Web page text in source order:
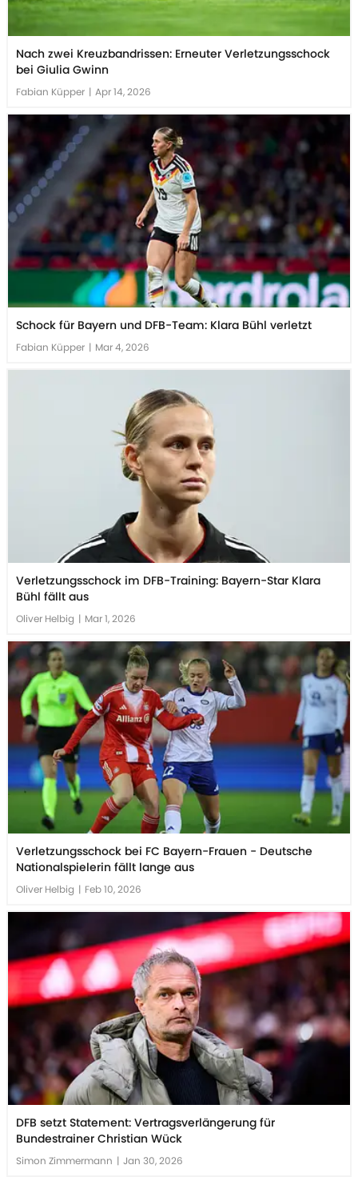
Nach zwei Kreuzbandrissen: Erneuter Verletzungsschock
bei Giulia Gwinn
Fabian Küpper | Apr 14, 2026
Schock für Bayern und DFB-Team: Klara Bühl verletzt
Fabian Küpper | Mar 4, 2026
Verletzungsschock im DFB-Training: Bayern-Star Klara
Bühl fällt aus
Oliver Helbig | Mar 1, 2026
Verletzungsschock bei FC Bayern-Frauen - Deutsche
Nationalspielerin fällt lange aus
Oliver Helbig | Feb 10, 2026
DFB setzt Statement: Vertragsverlängerung für
Bundestrainer Christian Wück
Simon Zimmermann | Jan 30, 2026